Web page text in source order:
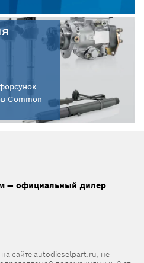
Common
— официальный дилер
сайте autodieselpart.ru, не